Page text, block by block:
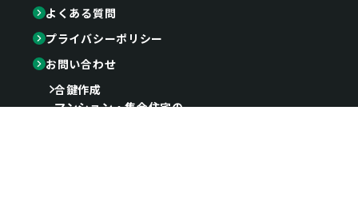
よくある質問
プライバシーポリシー
お問い合わせ
合鍵作成
マンション・集合住宅の